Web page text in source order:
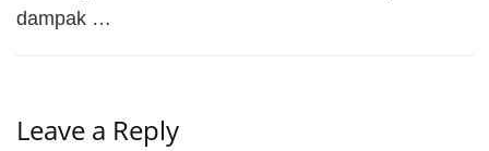
dampak …
Leave a Reply